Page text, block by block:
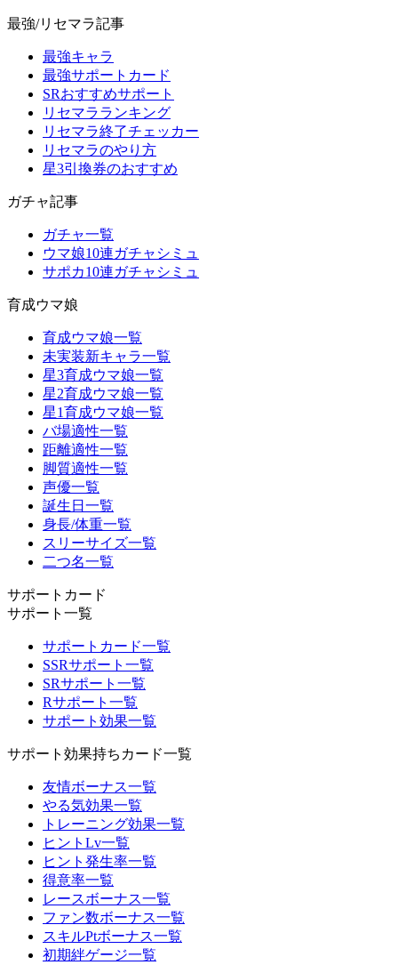
最強/リセマラ記事
最強キャラ
最強サポートカード
SRおすすめサポート
リセマラランキング
リセマラ終了チェッカー
リセマラのやり方
星3引換券のおすすめ
ガチャ記事
ガチャ一覧
ウマ娘10連ガチャシミュ
サポカ10連ガチャシミュ
育成ウマ娘
育成ウマ娘一覧
未実装新キャラ一覧
星3育成ウマ娘一覧
星2育成ウマ娘一覧
星1育成ウマ娘一覧
バ場適性一覧
距離適性一覧
脚質適性一覧
声優一覧
誕生日一覧
身長/体重一覧
スリーサイズ一覧
二つ名一覧
サポートカード
サポート一覧
サポートカード一覧
SSRサポート一覧
SRサポート一覧
Rサポート一覧
サポート効果一覧
サポート効果持ちカード一覧
友情ボーナス一覧
やる気効果一覧
トレーニング効果一覧
ヒントLv一覧
ヒント発生率一覧
得意率一覧
レースボーナス一覧
ファン数ボーナス一覧
スキルPtボーナス一覧
初期絆ゲージ一覧